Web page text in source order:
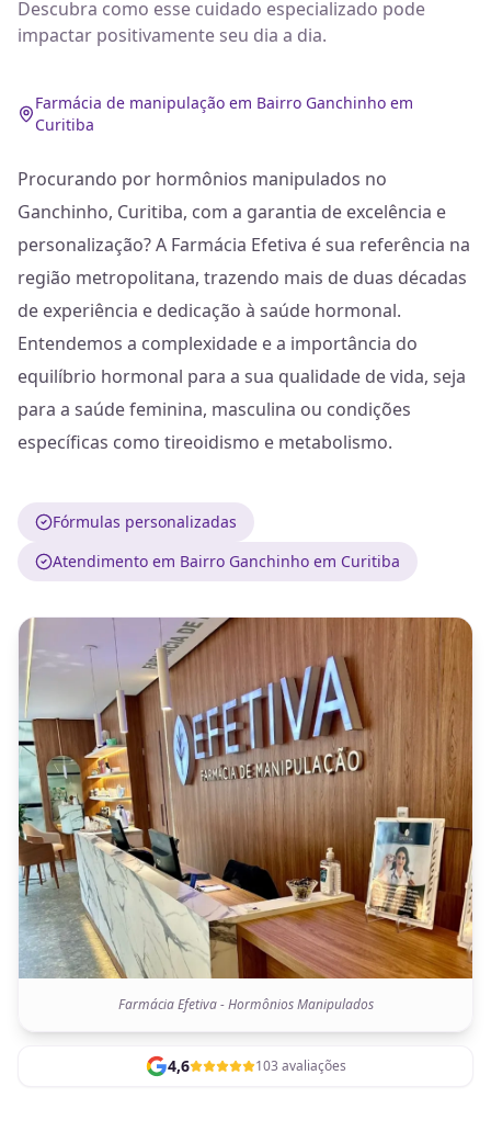
Descubra como esse cuidado especializado pode
impactar positivamente seu dia a dia.
Farmácia de manipulação em Bairro Ganchinho em
Curitiba
Procurando por hormônios manipulados no
Ganchinho, Curitiba, com a garantia de excelência e
personalização? A Farmácia Efetiva é sua referência na
região metropolitana, trazendo mais de duas décadas
de experiência e dedicação à saúde hormonal.
Entendemos a complexidade e a importância do
equilíbrio hormonal para a sua qualidade de vida, seja
para a saúde feminina, masculina ou condições
específicas como tireoidismo e metabolismo.
Fórmulas personalizadas
Atendimento em Bairro Ganchinho em Curitiba
Farmácia Efetiva - Hormônios Manipulados
4,6 103 avaliações